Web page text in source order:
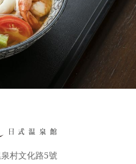
村文化路5號